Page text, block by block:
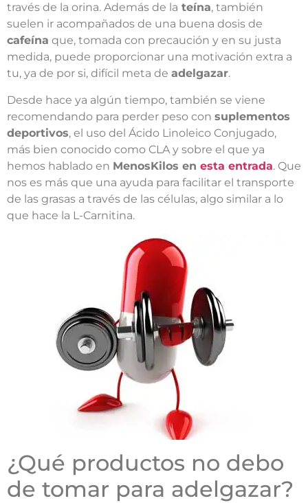
través de la orina. Además de la teína, también
suelen ir acompañados de una buena dosis de
cafeína que, tomada con precaución y en su justa
medida, puede proporcionar una motivación extra a
tu, ya de por si, difícil meta de adelgazar.
Desde hace ya algún tiempo, también se viene
recomendando para perder peso con suplementos
deportivos, el uso del Ácido Linoleico Conjugado,
más bien conocido como CLA y sobre el que ya
hemos hablado en MenosKilos en esta entrada. Que
nos es más que una ayuda para facilitar el transporte
de las grasas a través de las células, algo similar a lo
que hace la L-Carnitina.
¿Qué productos no debo
de tomar para adelgazar?